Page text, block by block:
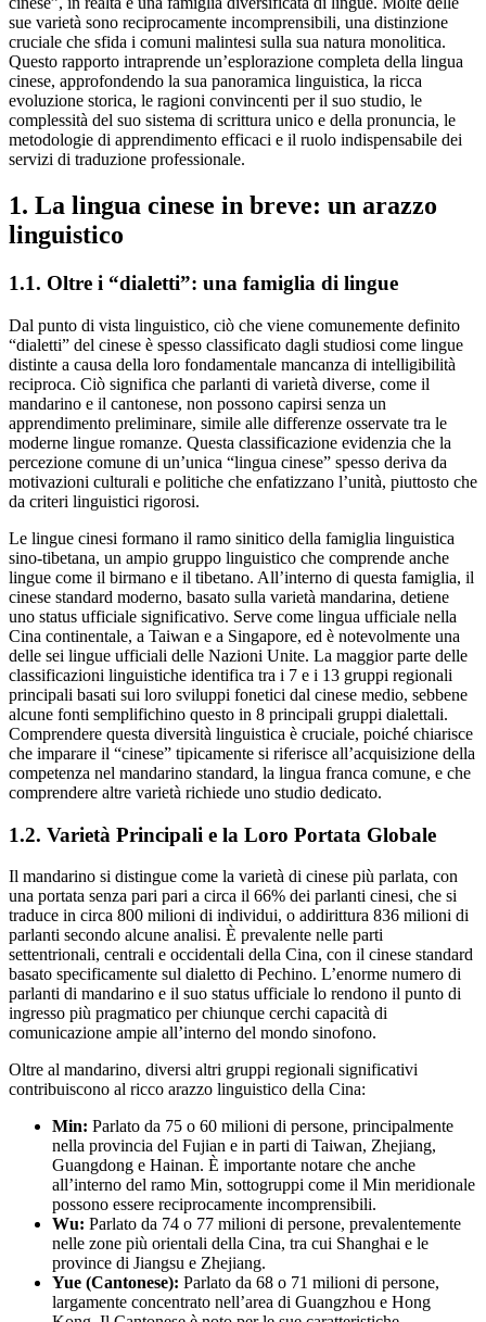
sue varietà sono reciprocamente incomprensibili, una distinzione
cruciale che sfida i comuni malintesi sulla sua natura monolitica.
Questo rapporto intraprende un’esplorazione completa della lingua
cinese, approfondendo la sua panoramica linguistica, la ricca
evoluzione storica, le ragioni convincenti per il suo studio, le
complessità del suo sistema di scrittura unico e della pronuncia, le
metodologie di apprendimento efficaci e il ruolo indispensabile dei
servizi di traduzione professionale.
1. La lingua cinese in breve: un arazzo
linguistico
1.1. Oltre i “dialetti”: una famiglia di lingue
Dal punto di vista linguistico, ciò che viene comunemente definito
“dialetti” del cinese è spesso classificato dagli studiosi come lingue
distinte a causa della loro fondamentale mancanza di intelligibilità
reciproca. Ciò significa che parlanti di varietà diverse, come il
mandarino e il cantonese, non possono capirsi senza un
apprendimento preliminare, simile alle differenze osservate tra le
moderne lingue romanze. Questa classificazione evidenzia che la
percezione comune di un’unica “lingua cinese” spesso deriva da
motivazioni culturali e politiche che enfatizzano l’unità, piuttosto che
da criteri linguistici rigorosi.
Le lingue cinesi formano il ramo sinitico della famiglia linguistica
sino-tibetana, un ampio gruppo linguistico che comprende anche
lingue come il birmano e il tibetano. All’interno di questa famiglia, il
cinese standard moderno, basato sulla varietà mandarina, detiene
uno status ufficiale significativo. Serve come lingua ufficiale nella
Cina continentale, a Taiwan e a Singapore, ed è notevolmente una
delle sei lingue ufficiali delle Nazioni Unite. La maggior parte delle
classificazioni linguistiche identifica tra i 7 e i 13 gruppi regionali
principali basati sui loro sviluppi fonetici dal cinese medio, sebbene
alcune fonti semplifichino questo in 8 principali gruppi dialettali.
Comprendere questa diversità linguistica è cruciale, poiché chiarisce
che imparare il “cinese” tipicamente si riferisce all’acquisizione della
competenza nel mandarino standard, la lingua franca comune, e che
comprendere altre varietà richiede uno studio dedicato.
1.2. Varietà Principali e la Loro Portata Globale
Il mandarino si distingue come la varietà di cinese più parlata, con
una portata senza pari pari a circa il 66% dei parlanti cinesi, che si
traduce in circa 800 milioni di individui, o addirittura 836 milioni di
parlanti secondo alcune analisi. È prevalente nelle parti
settentrionali, centrali e occidentali della Cina, con il cinese standard
basato specificamente sul dialetto di Pechino. L’enorme numero di
parlanti di mandarino e il suo status ufficiale lo rendono il punto di
ingresso più pragmatico per chiunque cerchi capacità di
comunicazione ampie all’interno del mondo sinofono.
Oltre al mandarino, diversi altri gruppi regionali significativi
contribuiscono al ricco arazzo linguistico della Cina:
Min: Parlato da 75 o 60 milioni di persone, principalmente
nella provincia del Fujian e in parti di Taiwan, Zhejiang,
Guangdong e Hainan. È importante notare che anche
all’interno del ramo Min, sottogruppi come il Min meridionale
possono essere reciprocamente incomprensibili.
Wu: Parlato da 74 o 77 milioni di persone, prevalentemente
nelle zone più orientali della Cina, tra cui Shanghai e le
province di Jiangsu e Zhejiang.
Yue (Cantonese): Parlato da 68 o 71 milioni di persone,
largamente concentrato nell’area di Guangzhou e Hong